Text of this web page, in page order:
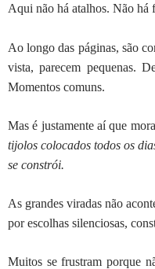
Aqui não há atalhos. Não há
Ao longo das páginas, são
vista, parecem pequenas.
Momentos comuns.
Mas é justamente aí que
tijolos colocados todos os
se constrói.
As grandes viradas não
por escolhas silenciosas,
Muitos se frustram porque